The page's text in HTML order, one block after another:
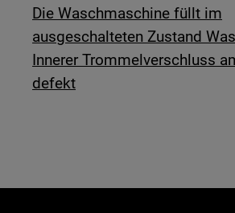
Die Waschmaschine füllt im
ausgeschalteten Zustand
Innerer Trommelverschluss
defekt